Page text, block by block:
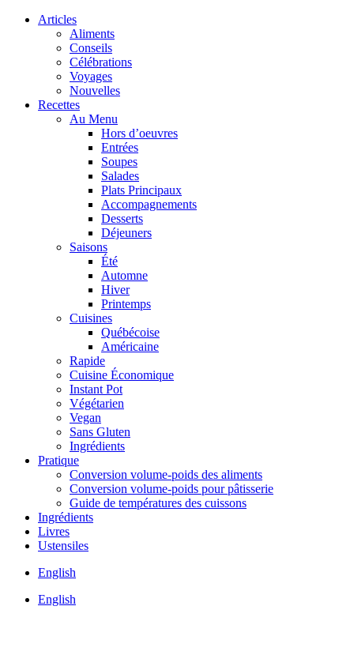
Articles
Aliments
Conseils
Célébrations
Voyages
Nouvelles
Recettes
Au Menu
Hors d’oeuvres
Entrées
Soupes
Salades
Plats Principaux
Accompagnements
Desserts
Déjeuners
Saisons
Été
Automne
Hiver
Printemps
Cuisines
Québécoise
Américaine
Rapide
Cuisine Économique
Instant Pot
Végétarien
Vegan
Sans Gluten
Ingrédients
Pratique
Conversion volume-poids des aliments
Conversion volume-poids pour pâtisserie
Guide de températures des cuissons
Ingrédients
Livres
Ustensiles
English
English